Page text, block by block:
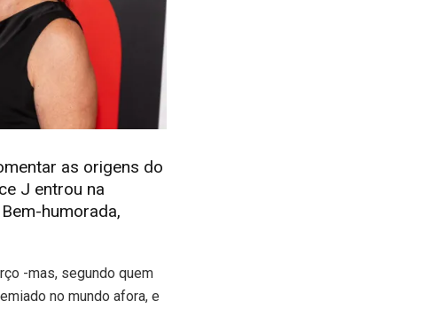
as origens do
J entrou na
humorada,
-mas, segundo quem
no mundo afora, e